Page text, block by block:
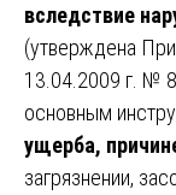
вследствие
(утверждена
13.04.2009 г. №
основным
ущерба,
загрязнении,